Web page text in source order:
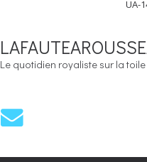
UA-
Le quotidien royaliste sur la toile